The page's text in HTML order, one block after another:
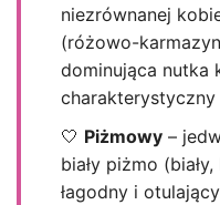
niezrównanej
(różowo-
dominująca nutka
charakterystyczny
🤍 Piżmowy–
biały piżmo
łagodny i